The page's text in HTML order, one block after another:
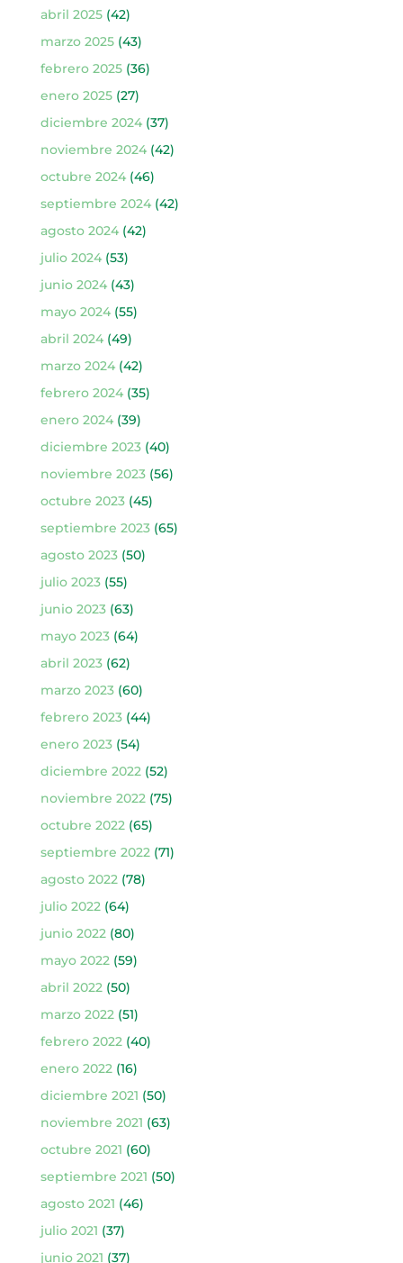
abril 2025(42)
marzo 2025(43)
febrero 2025(36)
enero 2025(27)
diciembre 2024(37)
noviembre 2024(42)
octubre 2024(46)
septiembre 2024(42)
agosto 2024(42)
julio 2024(53)
junio 2024(43)
mayo 2024(55)
abril 2024(49)
marzo 2024(42)
febrero 2024(35)
enero 2024(39)
diciembre 2023(40)
noviembre 2023(56)
octubre 2023(45)
septiembre 2023(65)
agosto 2023(50)
julio 2023(55)
junio 2023(63)
mayo 2023(64)
abril 2023(62)
marzo 2023(60)
febrero 2023(44)
enero 2023(54)
diciembre 2022(52)
noviembre 2022(75)
octubre 2022(65)
septiembre 2022(71)
agosto 2022(78)
julio 2022(64)
junio 2022(80)
mayo 2022(59)
abril 2022(50)
marzo 2022(51)
febrero 2022(40)
enero 2022(16)
diciembre 2021 (50)
noviembre 2021 (63)
octubre 2021 (60)
septiembre 2021 (50)
agosto 2021 (46)
julio 2021 (37)
junio 2021 (37)